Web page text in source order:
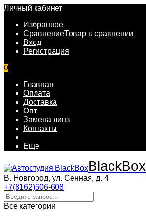
Личный кабинет
Избранное
СравнениеТовар в сравнении
Вход
Регистрация
0
Главная
Оплата
Доставка
Опт
Замена линз
Контакты
Еще
BlackBox
В. Новгород, ул. Сенная, д. 4
+7(8162)606-608
Все категории